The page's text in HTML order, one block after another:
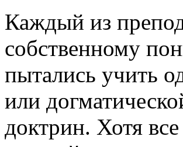
Каждый из
собственному
пытались учить
или
доктрин. Хотя